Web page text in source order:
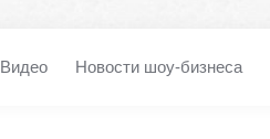
Видео Новости шоу-бизнеса